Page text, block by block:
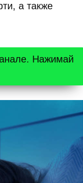
а также
Нажимай